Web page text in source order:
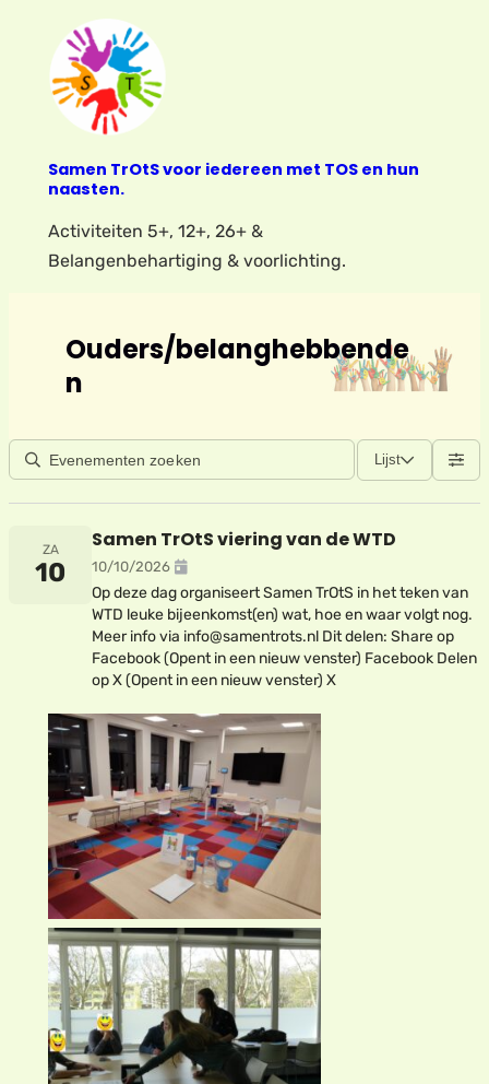
Samen TrOtS voor iedereen met TOS en hun
naasten.
Activiteiten 5+, 12+, 26+ &
Belangenbehartiging & voorlichting.
Ouders/belanghebbende
n
Lijst
ZA
10
Samen TrOtS viering van de WTD
10/10/2026
Op deze dag organiseert Samen TrOtS in het teken van
WTD leuke bijeenkomst(en) wat, hoe en waar volgt nog.
Meer info via info@samentrots.nl Dit delen: Share op
Facebook (Opent in een nieuw venster) Facebook Delen
op X (Opent in een nieuw venster) X